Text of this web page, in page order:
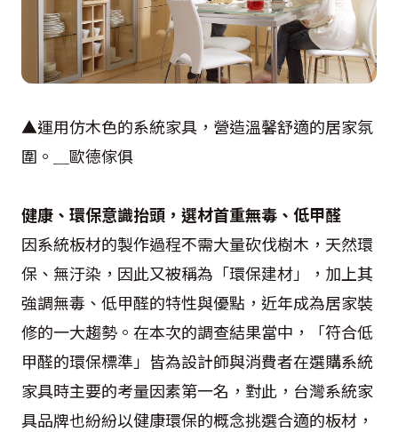
▲運用仿木色的系統家具，營造溫馨舒適的居家氛
圍。＿歐德傢俱
健康、環保意識抬頭，選材首重無毒、低甲醛
因系統板材的製作過程不需大量砍伐樹木，天然環
保、無汙染，因此又被稱為「環保建材」，加上其
強調無毒、低甲醛的特性與優點，近年成為居家裝
修的一大趨勢。在本次的調查結果當中，「符合低
甲醛的環保標準」皆為設計師與消費者在選購系統
家具時主要的考量因素第一名，對此，台灣系統家
具品牌也紛紛以健康環保的概念挑選合適的板材，